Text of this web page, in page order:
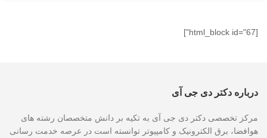
[html_block id="67"]
درباره دکتر دی جی آی
مرکز تخصصی دکتر دی جی آی به تکیه بر دانش متخصصان رشته های
هوافضا، برق الکترونیک و کامپیوتر توانسته است در عرصه خدمت رسانی